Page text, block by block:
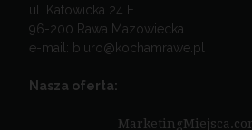
ul. Katowicka 24 E
96-200 Rawa Mazowiecka
e-mail: biuro@kochamrawe.pl
Nasza oferta: